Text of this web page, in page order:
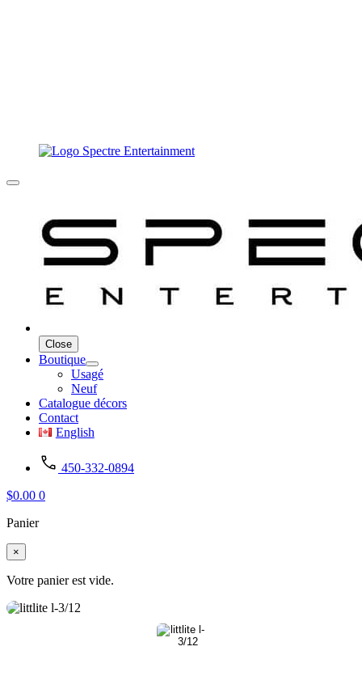
Close
Boutique
Usagé
Neuf
Catalogue décors
Contact
English
450-332-0894
$0.00 0
Panier
×
Votre panier est vide.